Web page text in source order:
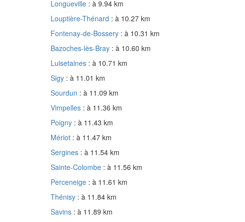
Longueville : à 9.94 km
Louptière-Thénard : à 10.27 km
Fontenay-de-Bossery : à 10.31 km
Bazoches-lès-Bray : à 10.60 km
Luisetaines : à 10.71 km
Sigy : à 11.01 km
Sourdun : à 11.09 km
Vimpelles : à 11.36 km
Poigny : à 11.43 km
Mériot : à 11.47 km
Sergines : à 11.54 km
Sainte-Colombe : à 11.56 km
Perceneige : à 11.61 km
Thénisy : à 11.84 km
Savins : à 11.89 km